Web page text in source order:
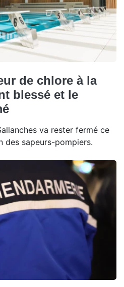
de chlore à la
blessé et le
va rester fermé ce
des sapeurs-pompiers.